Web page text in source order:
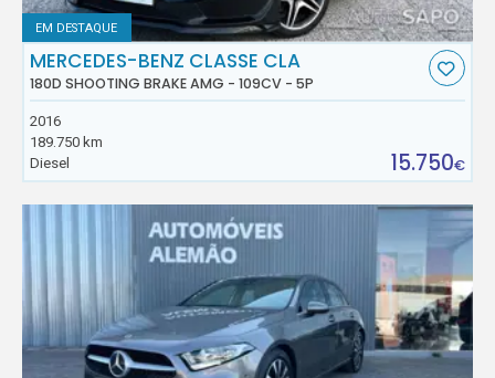
EM DESTAQUE
MERCEDES-BENZ CLASSE CLA
180D SHOOTING BRAKE AMG - 109CV - 5P
2016
189.750 km
Diesel
15.750€